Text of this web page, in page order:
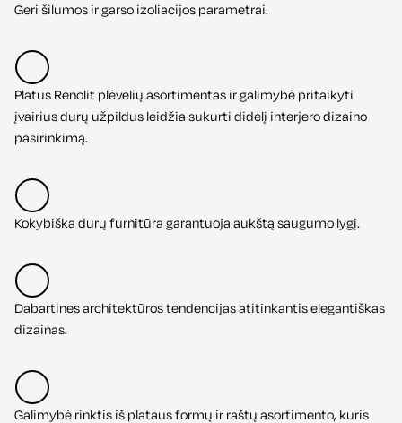
Geri šilumos ir garso izoliacijos parametrai.
Platus Renolit plėvelių asortimentas ir galimybė pritaikyti
įvairius durų užpildus leidžia sukurti didelį interjero dizaino
pasirinkimą.
Kokybiška durų furnitūra garantuoja aukštą saugumo lygį.
Dabartines architektūros tendencijas atitinkantis elegantiškas
dizainas.
Galimybė rinktis iš plataus formų ir raštų asortimento, kuris